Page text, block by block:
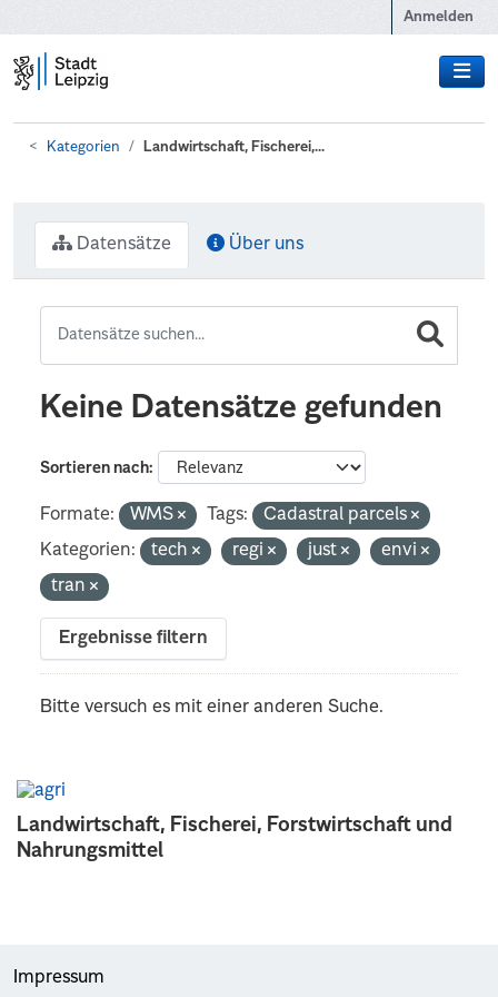
Anmelden
Kategorien Landwirtschaft, Fischerei,...
Landwirtschaft, Fischerei, Forstwirtschaft und
Nahrungsmittel
Datensätze Über uns
Keine Datensätze gefunden
Sortieren nach
Formate: WMS Tags:
Cadastral parcels
Kategorien:
tech regi just
envi
tran
Ergebnisse filtern
Bitte versuch es mit einer anderen Suche.
Impressum